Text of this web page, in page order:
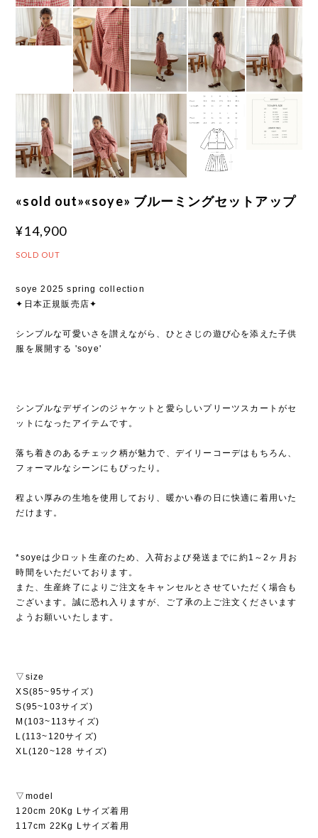
«sold out»«soye» ブルーミングセットアップ
¥14,900
SOLD OUT
soye 2025 spring collection
✦日本正規販売店✦
シンプルな可愛いさを讃えながら、ひとさじの遊び心を添えた子供
服を展開する 'soye'
シンプルなデザインのジャケットと愛らしいプリーツスカートがセ
ットになったアイテムです。
落ち着きのあるチェック柄が魅力で、デイリーコーデはもちろん、
フォーマルなシーンにもぴったり。
程よい厚みの生地を使用しており、暖かい春の日に快適に着用いた
だけます。
*soyeは少ロット生産のため、入荷および発送までに約1～2ヶ月お
時間をいただいております。
また、生産終了によりご注文をキャンセルとさせていただく場合も
ございます。誠に恐れ入りますが、ご了承の上ご注文くださいます
ようお願いいたします。
▽size
XS(85~95サイズ)
S(95~103サイズ)
M(103~113サイズ)
L(113~120サイズ)
XL(120~128 サイズ)
▽model
120cm 20Kg Lサイズ着用
117cm 22Kg Lサイズ着用